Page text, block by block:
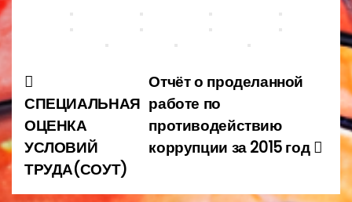
Н
а
в
и
Отчёт о проделанной
работе по
противодействию
коррупции за 2015 год
СПЕЦИАЛЬНАЯ
ОЦЕНКА
УСЛОВИЙ
ТРУДА(СОУТ)